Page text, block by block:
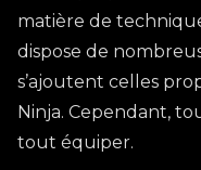
matière de
dispose de
s’ajoutent celles
Ninja. Cependant,
tout équiper.